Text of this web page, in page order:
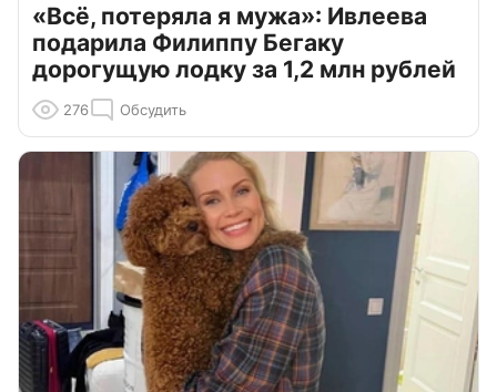
«Всё, потеряла я мужа»: Ивлеева
подарила Филиппу Бегаку
дорогущую лодку за 1,2 млн рублей
276 Обсудить